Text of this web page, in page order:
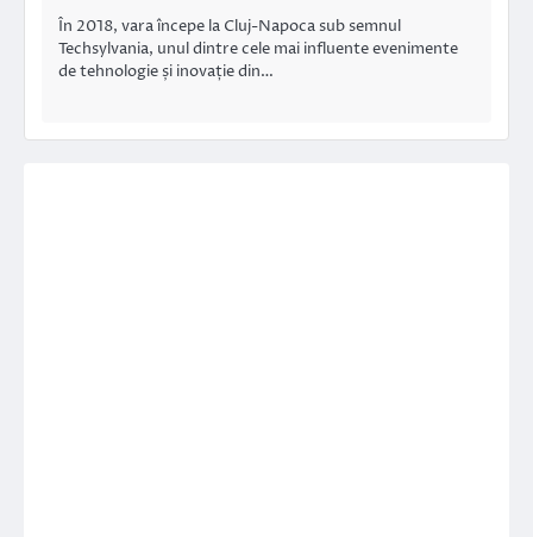
În 2018, vara începe la Cluj-Napoca sub semnul
Techsylvania, unul dintre cele mai influente evenimente
de tehnologie și inovație din…